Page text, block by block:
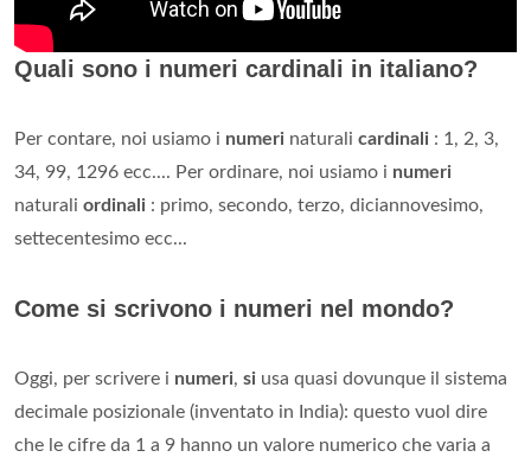
Quali sono i numeri cardinali in italiano?
Per contare, noi usiamo i numeri naturali cardinali : 1, 2, 3,
34, 99, 1296 ecc.... Per ordinare, noi usiamo i numeri
naturali ordinali : primo, secondo, terzo, diciannovesimo,
settecentesimo ecc...
Come si scrivono i numeri nel mondo?
Oggi, per scrivere i numeri, si usa quasi dovunque il sistema
decimale posizionale (inventato in India): questo vuol dire
che le cifre da 1 a 9 hanno un valore numerico che varia a